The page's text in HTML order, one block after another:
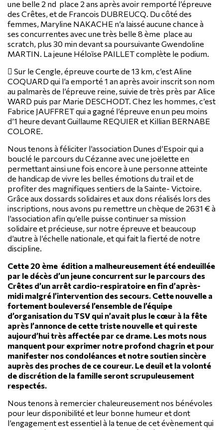
une belle 2 nd place 2 ans après avoir remporté l’épreuve
des Crêtes, et de Francois DUBREUCQ. Du côté des
femmes, Maryline NAKACHE n’a laissé aucune chance à
ses concurrentes avec une très belle 8 ème place au
scratch, plus 30 min devant sa poursuivante Gwendoline
MARTIN. La jeune Héloïse PAILLET complète le podium.
 Sur le Cengle, épreuve courte de 13 km, c’est Aline
COQUARD qui l’a emporté 1 an après avoir inscrit son nom
au palmarès de l’épreuve reine, suivie de très près par Alice
WARD puis par Marie DESCHODT. Chez les hommes, c’est
Fabrice JAUFFRET qui a gagné l’épreuve en un peu moins
d’1 heure devant Guillaume REQUIER et Killian BERNABE
COLORE.
Nous tenons à féliciter l’association Dunes d’Espoir qui a
bouclé le parcours du Cézanne avec une joëlette en
permettant ainsi une fois encore à une personne atteinte
de handicap de vivre les belles émotions du trail et de
profiter des magnifiques sentiers de la Sainte- Victoire.
Grâce aux dossards solidaires et aux dons réalisés lors des
inscriptions, nous avons pu remettre un chèque de 2631 € à
l’association afin qu’elle puisse continuer sa mission
solidaire et précieuse, sur notre épreuve et beaucoup
d’autre à l’échelle nationale, et qui fait la fierté de notre
discipline.
Cette 20 ème édition a malheureusement été endeuillée
par le décès d’un jeune concurrent sur le parcours des
Crêtes d’un arrêt cardio-respiratoire en fin d’après-
midi malgré l’intervention des secours. Cette nouvelle a
fortement bouleversé l’ensemble de l’équipe
d’organisation du TSV qui n’avait plus le cœur à la fête
après l’annonce de cette triste nouvelle et qui reste
aujourd’hui très affectée par ce drame. Les mots nous
manquent pour exprimer notre profond chagrin et pour
manifester nos condoléances et notre soutien sincère
auprès des proches de ce coureur. Le deuil et la volonté
de discrétion de la famille seront scrupuleusement
respectés.
Nous tenons à remercier chaleureusement nos bénévoles
pour leur disponibilité et leur bonne humeur et dont
l’engagement est essentiel à la tenue de cet évènement qui